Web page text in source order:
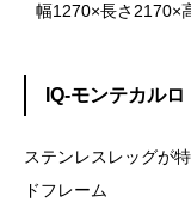
幅1270×長さ2170×
IQ-モンテカルロ
ステンレスレッグが
ドフレーム